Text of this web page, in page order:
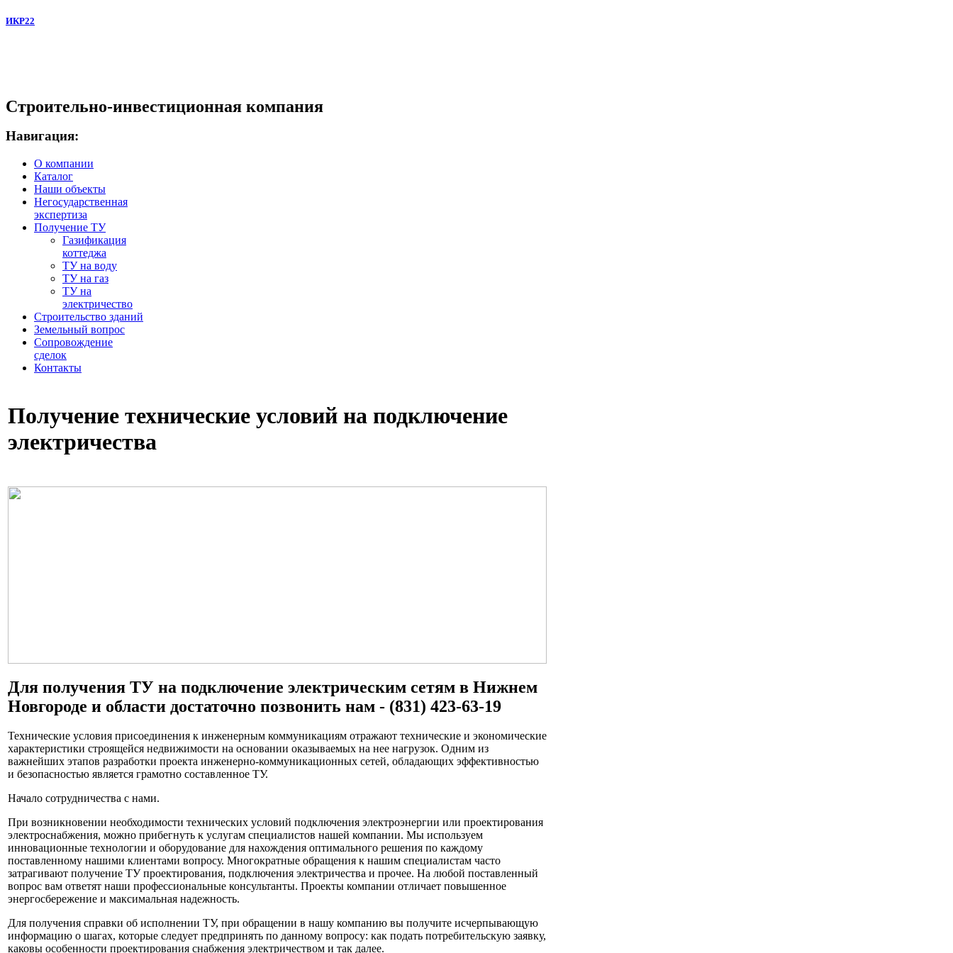
ИКР22
Строительно-инвестиционная компания
Навигация:
О компании
Каталог
Наши объекты
Негосударственная
экспертиза
Получение ТУ
Газификация
коттеджа
ТУ на воду
ТУ на газ
ТУ на
электричество
Строительство зданий
Земельный вопрос
Сопровождение
сделок
Контакты
Получение технические условий на подключение
электричества
Для получения ТУ на подключение электрическим сетям в Нижнем
Новгороде и области достаточно позвонить нам - (831) 423-63-19
Технические условия присоединения к инженерным коммуникациям отражают технические и экономические
характеристики строящейся недвижимости на основании оказываемых на нее нагрузок. Одним из
важнейших этапов разработки проекта инженерно-коммуникационных сетей, обладающих эффективностью
и безопасностью является грамотно составленное ТУ.
Начало сотрудничества с нами.
При возникновении необходимости технических условий подключения электроэнергии или проектирования
электроснабжения, можно прибегнуть к услугам специалистов нашей компании. Мы используем
инновационные технологии и оборудование для нахождения оптимального решения по каждому
поставленному нашими клиентами вопросу. Многократные обращения к нашим специалистам часто
затрагивают получение ТУ проектирования, подключения электричества и прочее. На любой поставленный
вопрос вам ответят наши профессиональные консультанты. Проекты компании отличает повышенное
энергосбережение и максимальная надежность.
Для получения справки об исполнении ТУ, при обращении в нашу компанию вы получите исчерпывающую
информацию о шагах, которые следует предпринять по данному вопросу: как подать потребительскую заявку,
каковы особенности проектирования снабжения электричеством и так далее.